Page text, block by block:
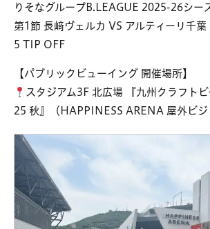
りそなグループB.LEAGUE 2025-26シー
第1節 長﨑ヴェルカ VS アルティーリ千
5 TIP OFF
【パブリックビューイング 開催場所】
スタジアム3F 北広場 『九州クラフト
25 秋』（HAPPINESS ARENA 屋外ビジ